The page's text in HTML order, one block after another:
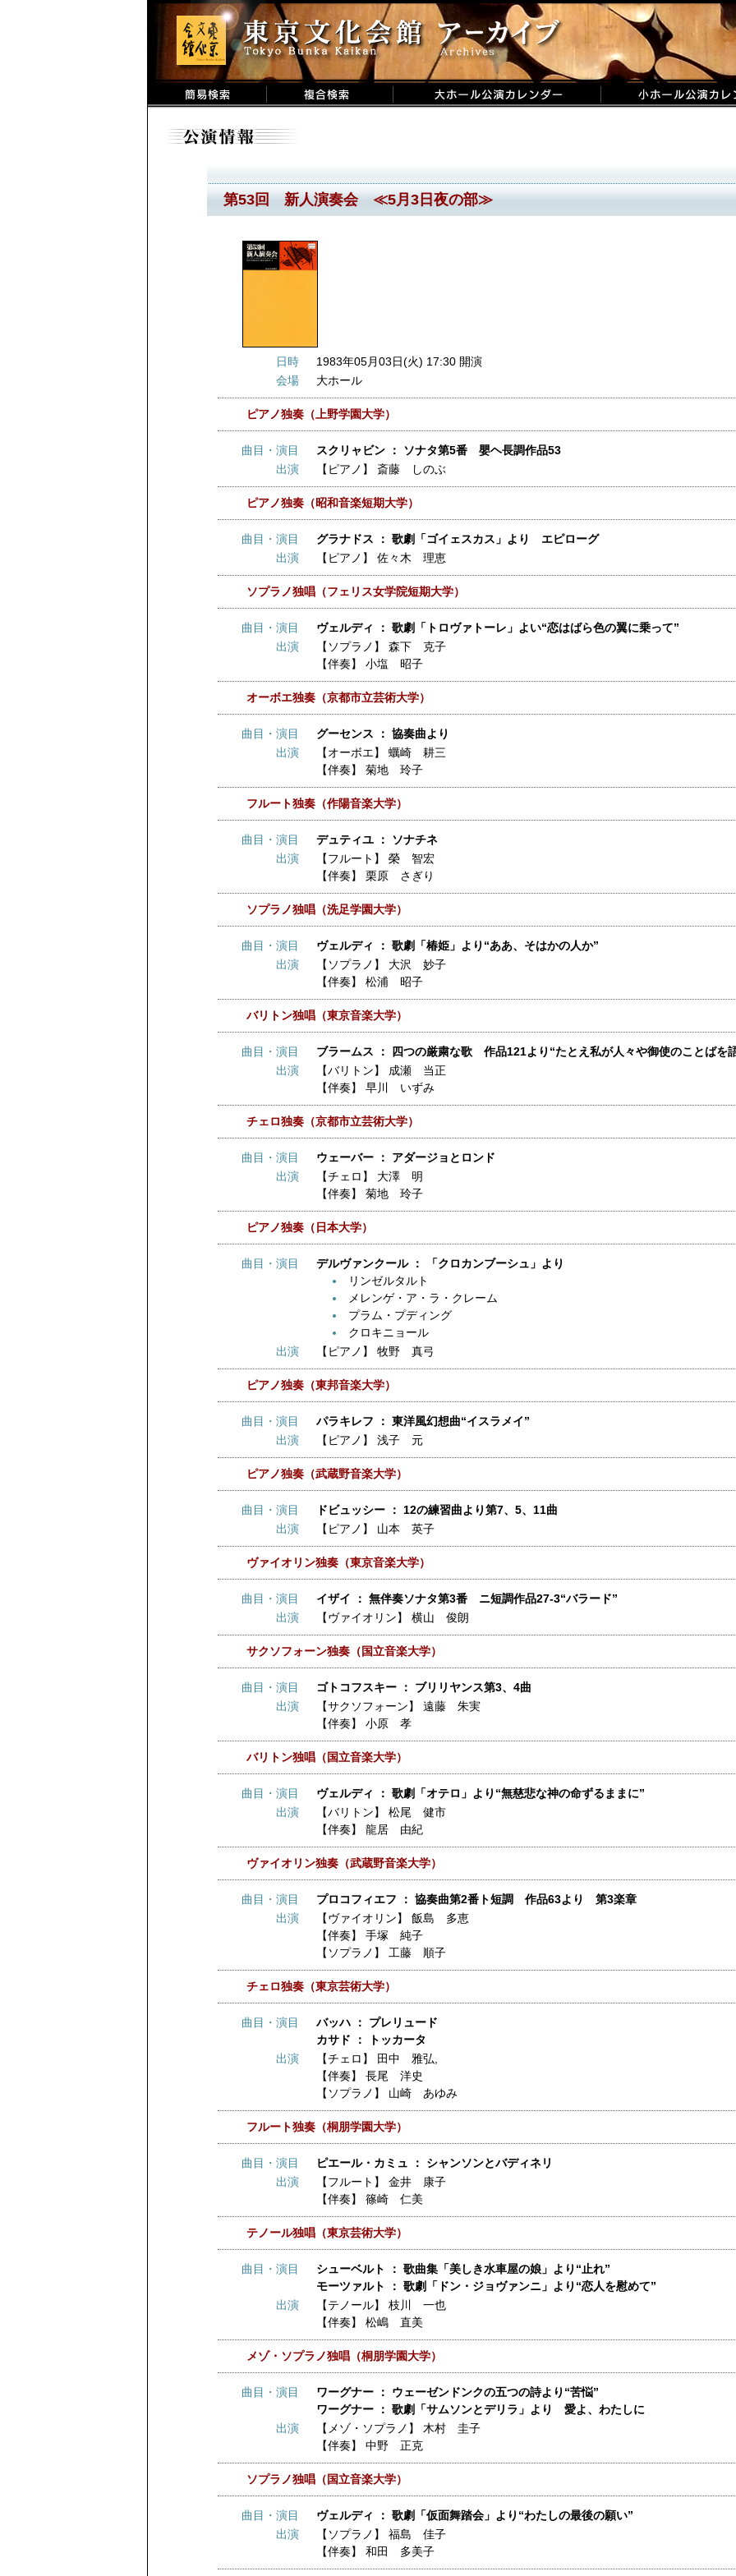
第53回 新人演奏会 ≪5月3日夜の部≫
日時
1983年05月03日(火) 17:30 開演
会場
大ホール
ピアノ独奏（上野学園大学）
曲目・演目
スクリャビン ： ソナタ第5番 嬰ヘ長調作品53
出演
【ピアノ】 斎藤 しのぶ
ピアノ独奏（昭和音楽短期大学）
曲目・演目
グラナドス ： 歌劇「ゴイェスカス」より エピローグ
出演
【ピアノ】 佐々木 理恵
ソプラノ独唱（フェリス女学院短期大学）
曲目・演目
ヴェルディ ： 歌劇「トロヴァトーレ」よい“恋はばら色の翼に乗って”
出演
【ソプラノ】 森下 克子
【伴奏】 小塩 昭子
オーボエ独奏（京都市立芸術大学）
曲目・演目
グーセンス ： 協奏曲より
出演
【オーボエ】 蠣崎 耕三
【伴奏】 菊地 玲子
フルート独奏（作陽音楽大学）
曲目・演目
デュティユ ： ソナチネ
出演
【フルート】 榮 智宏
【伴奏】 栗原 さぎり
ソプラノ独唱（洗足学園大学）
曲目・演目
ヴェルディ ： 歌劇「椿姫」より“ああ、そはかの人か”
出演
【ソプラノ】 大沢 妙子
【伴奏】 松浦 昭子
バリトン独唱（東京音楽大学）
曲目・演目
ブラームス ： 四つの厳粛な歌 作品121より“たとえ私が人々や御使のことばを
出演
【バリトン】 成瀬 当正
【伴奏】 早川 いずみ
チェロ独奏（京都市立芸術大学）
曲目・演目
ウェーバー ： アダージョとロンド
出演
【チェロ】 大澤 明
【伴奏】 菊地 玲子
ピアノ独奏（日本大学）
曲目・演目
デルヴァンクール ： 「クロカンブーシュ」より
リンゼルタルト
メレンゲ・ア・ラ・クレーム
プラム・プディング
クロキニョール
出演
【ピアノ】 牧野 真弓
ピアノ独奏（東邦音楽大学）
曲目・演目
パラキレフ ： 東洋風幻想曲“イスラメイ”
出演
【ピアノ】 浅子 元
ピアノ独奏（武蔵野音楽大学）
曲目・演目
ドビュッシー ： 12の練習曲より第7、5、11曲
出演
【ピアノ】 山本 英子
ヴァイオリン独奏（東京音楽大学）
曲目・演目
イザイ ： 無伴奏ソナタ第3番 ニ短調作品27-3“バラード”
出演
【ヴァイオリン】 横山 俊朗
サクソフォーン独奏（国立音楽大学）
曲目・演目
ゴトコフスキー ： ブリリヤンス第3、4曲
出演
【サクソフォーン】 遠藤 朱実
【伴奏】 小原 孝
バリトン独唱（国立音楽大学）
曲目・演目
ヴェルディ ： 歌劇「オテロ」より“無慈悲な神の命ずるままに”
出演
【バリトン】 松尾 健市
【伴奏】 龍居 由紀
ヴァイオリン独奏（武蔵野音楽大学）
曲目・演目
プロコフィエフ ： 協奏曲第2番ト短調 作品63より 第3楽章
出演
【ヴァイオリン】 飯島 多恵
【伴奏】 手塚 純子
【ソプラノ】 工藤 順子
チェロ独奏（東京芸術大学）
曲目・演目
バッハ ： プレリュード
カサド ： トッカータ
出演
【チェロ】 田中 雅弘
【伴奏】 長尾 洋史
【ソプラノ】 山崎 あゆみ
フルート独奏（桐朋学園大学）
曲目・演目
ピエール・カミュ ： シャンソンとバディネリ
出演
【フルート】 金井 康子
【伴奏】 篠崎 仁美
テノール独唱（東京芸術大学）
曲目・演目
シューベルト ： 歌曲集「美しき水車屋の娘」より“止れ”
モーツァルト ： 歌劇「ドン・ジョヴァンニ」より“恋人を慰めて”
出演
【テノール】 枝川 一也
【伴奏】 松嶋 直美
メゾ・ソプラノ独唱（桐朋学園大学）
曲目・演目
ワーグナー ： ウェーゼンドンクの五つの詩より“苦悩”
ワーグナー ： 歌劇「サムソンとデリラ」より 愛よ、わたしに
出演
【メゾ・ソプラノ】 木村 圭子
【伴奏】 中野 正克
ソプラノ独唱（国立音楽大学）
曲目・演目
ヴェルディ ： 歌劇「仮面舞踏会」より“わたしの最後の願い”
出演
【ソプラノ】 福島 佳子
【伴奏】 和田 多美子